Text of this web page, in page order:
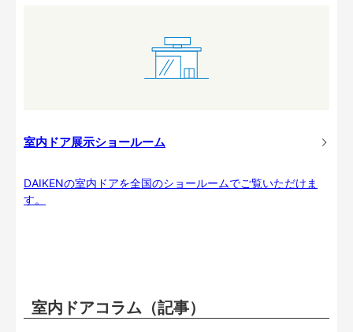
室内ドア展示ショールーム
DAIKENの室内ドアを全国のショールームでご覧いただけま
す。
室内ドアコラム（記事）